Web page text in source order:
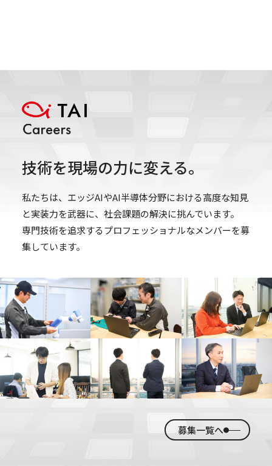
技術を現場の力に変える。
私たちは、エッジAIやAI半導体分野における高度な知見
と実装力を武器に、社会課題の解決に挑んでいます。
専門技術を追求するプロフェッショナルなメンバーを募
集しています。
募集一覧へ